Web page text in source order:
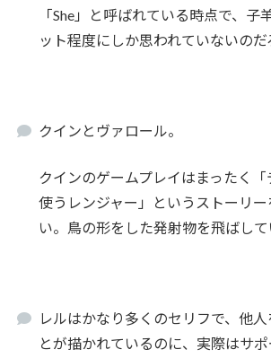
「She」と呼ばれている時点で、子
ット程度にしか思われていないのだ
クインとヴァロール。
クインのゲームプレイはまったく
使うレンジャー」というストーリ
い。鳥の形をした発射物を飛ばして
レルはかなり多くのセリフで、他
とが描かれているのに、実際はサ